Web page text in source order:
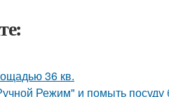
36 кв.
Режим" и помыть